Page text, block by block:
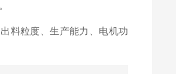
料粒度、生产能力、电机功